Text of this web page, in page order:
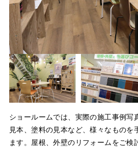
ショールームでは、実際の施工事例写
見本、塗料の見本など、様々なものを
ます。屋根、外壁のリフォームをご検